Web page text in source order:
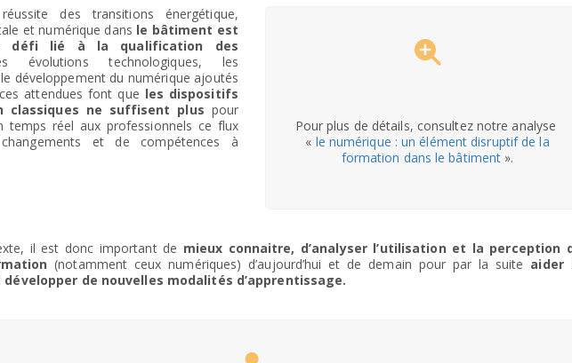
des transitions énergétique,
et numérique dans le bâtiment est
défi lié à la qualification des
évolutions technologiques, les
développement du numérique ajoutés
attendues font que les dispositifs
classiques ne suffisent plus pour
temps réel aux professionnels ce flux
et de compétences à
Pour plus de détails, consultez notre analyse
« le numérique : un élément disruptif de la
formation dans le bâtiment ».
il est donc important de mieux connaitre, d’analyser l’utilisation et la perception
(notamment ceux numériques) d’aujourd’hui et de demain pour par la suite aider
de nouvelles modalités d’apprentissage.